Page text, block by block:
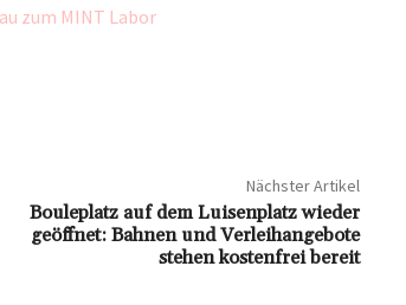
zum MINT Labor
Nächster Artikel
Bouleplatz auf dem Luisenplatz wieder
geöffnet: Bahnen und Verleihangebote
stehen kostenfrei bereit